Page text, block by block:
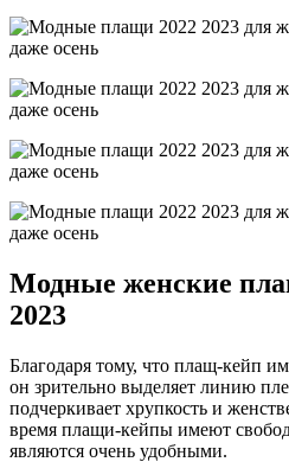
Модные женские
2023
Благодаря тому, что плащ-кейп
он зрительно выделяет линию
подчеркивает хрупкость и
время плащи-кейпы имеют
являются очень удобными.